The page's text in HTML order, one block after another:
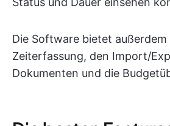
Die Software bietet
Zeiterfassung, den Import/
Dokumenten und die